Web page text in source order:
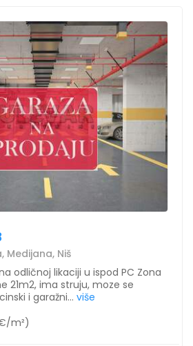
Medijana, Niš
odličnoj likaciji u ispod PC Zona
21m2, ima struju, moze se
i garažni... više
m²)